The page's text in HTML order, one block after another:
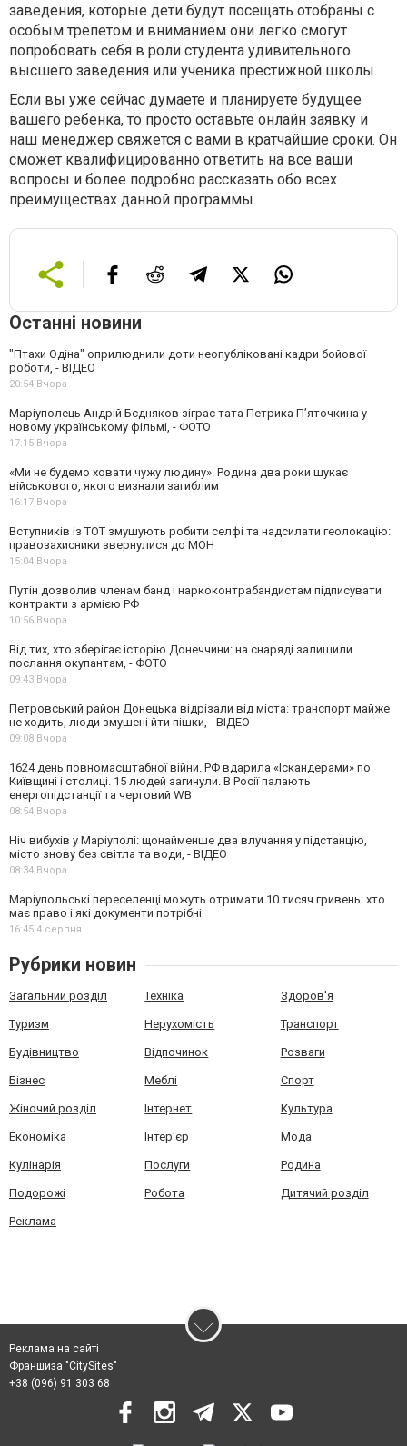
заведения, которые дети будут посещать отобраны с
особым трепетом и вниманием они легко смогут
попробовать себя в роли студента удивительного
высшего заведения или ученика престижной школы.
Если вы уже сейчас думаете и планируете будущее
вашего ребенка, то просто оставьте онлайн заявку и
наш менеджер свяжется с вами в кратчайшие сроки. Он
сможет квалифицированно ответить на все ваши
вопросы и более подробно рассказать обо всех
преимуществах данной программы.
Останні новини
"Птахи Одіна" оприлюднили доти неопубліковані кадри бойової
роботи, - ВІДЕО
20:54,Вчора
Маріуполець Андрій Бєдняков зіграє тата Петрика П’яточкина у
новому українському фільмі, - ФОТО
17:15,Вчора
«Ми не будемо ховати чужу людину». Родина два роки шукає
військового, якого визнали загиблим
16:17,Вчора
Вступників із ТОТ змушують робити селфі та надсилати геолокацію:
правозахисники звернулися до МОН
15:04,Вчора
Путін дозволив членам банд і наркоконтрабандистам підписувати
контракти з армією РФ
10:56,Вчора
Від тих, хто зберігає історію Донеччини: на снаряді залишили
послання окупантам, - ФОТО
09:43,Вчора
Петровський район Донецька відрізали від міста: транспорт майже
не ходить, люди змушені йти пішки, - ВІДЕО
09:08,Вчора
1624 день повномасштабної війни. РФ вдарила «Іскандерами» по
Київщині і столиці. 15 людей загинули. В Росії палають
енергопідстанції та черговий WB
08:54,Вчора
Ніч вибухів у Маріуполі: щонайменше два влучання у підстанцію,
місто знову без світла та води, - ВІДЕО
08:34,Вчора
Маріупольські переселенці можуть отримати 10 тисяч гривень: хто
має право і які документи потрібні
16:45,4 серпня
Рубрики новин
Загальний розділ Техніка Здоров'я
Туризм Нерухомість Транспорт
Будівництво Відпочинок Розваги
Бізнес Меблі Спорт
Жіночий розділ Інтернет Культура
Економіка Інтер'єр Мода
Кулінарія Послуги Родина
Подорожі Робота Дитячий розділ
Реклама
Реклама на сайті
Франшиза "CitySites"
+38 (096) 91 303 68